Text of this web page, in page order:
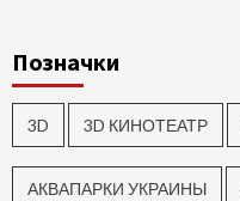
Позначки
3D 3D КИНОТЕАТР
АКВАПАРКИ УКРАИНЫ